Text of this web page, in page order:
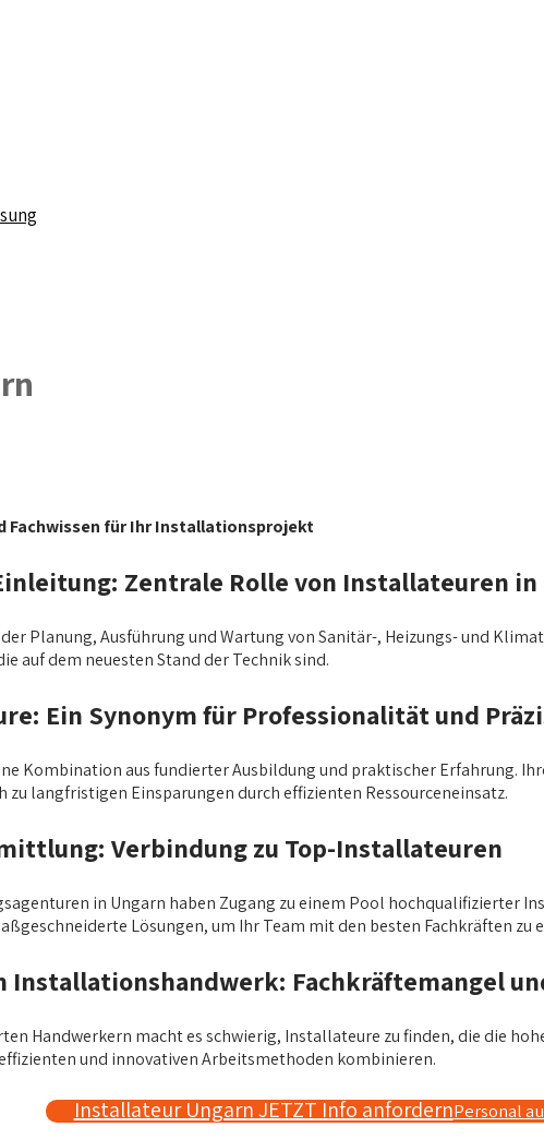
Fachwissen für Ihr Installationsprojekt
Zentrale Rolle von Installateuren
Planung, Ausführung und Wartung von Sanitär-, Heizungs- und
auf dem neuesten Stand der Technik sind.
Ein Synonym für Professionalität und
Kombination aus fundierter Ausbildung und praktischer Erfahrung.
langfristigen Einsparungen durch effizienten Ressourceneinsatz.
Verbindung zu Top-Installateuren
in Ungarn haben Zugang zu einem Pool hochqualifizierter
Lösungen, um Ihr Team mit den besten Fachkräften zu
Installationshandwerk: Fachkräftemangel
Handwerkern macht es schwierig, Installateure zu finden, die die
und innovativen Arbeitsmethoden kombinieren.
Installateur Ungarn JETZT Info anfordernPersonal